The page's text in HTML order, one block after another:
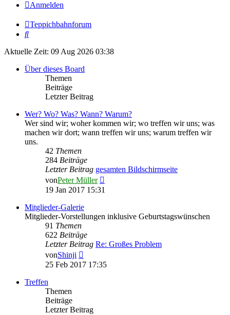
Anmelden
Teppichbahnforum
Suche
Aktuelle Zeit: 09 Aug 2026 03:38
Über dieses Board
Themen
Beiträge
Letzter Beitrag
Wer? Wo? Was? Wann? Warum?
Wer sind wir; woher kommen wir; wo treffen wir uns; was
machen wir dort; wann treffen wir uns; warum treffen wir
uns.
42 Themen
284 Beiträge
Letzter Beitrag gesamten Bildschirmseite
vonPeter Müller
19 Jan 2017 15:31
Mitglieder-Galerie
Mitglieder-Vorstellungen inklusive Geburtstagswünschen
91 Themen
622 Beiträge
Letzter Beitrag Re: Großes Problem
vonShinji
Beitrag
25 Feb 2017 17:35
Treffen
Themen
Beiträge
Letzter Beitrag